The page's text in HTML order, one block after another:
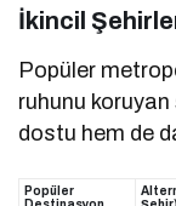
İkincil
Popüler
ruhunu
dostu hem de
Popüler